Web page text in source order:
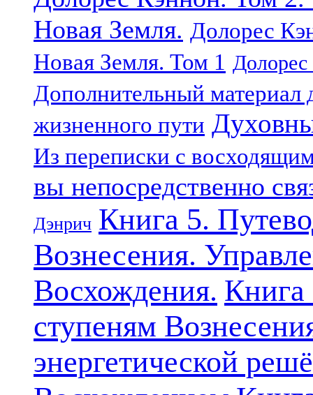
Новая Земля. Долорес
Новая Земля. Том 1
Дополнительный материал
жизненного пути
Из переписки с
вы непосредственно
Дэнрич Книга 5.
Вознесения.
Восхождения. Книга
ступеням
энергетической